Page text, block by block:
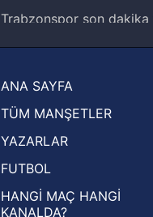
Trabzonspor son
Ziraat Türkiye Kupası
UEFA Şampiyonlar Ligi
UEFA Avrupa Ligi
UEFA Konferans Ligi
ANA SAYFA
TÜM MANŞETLER
YAZARLAR
FUTBOL
HANGİ MAÇ HANGİ
KANALDA?